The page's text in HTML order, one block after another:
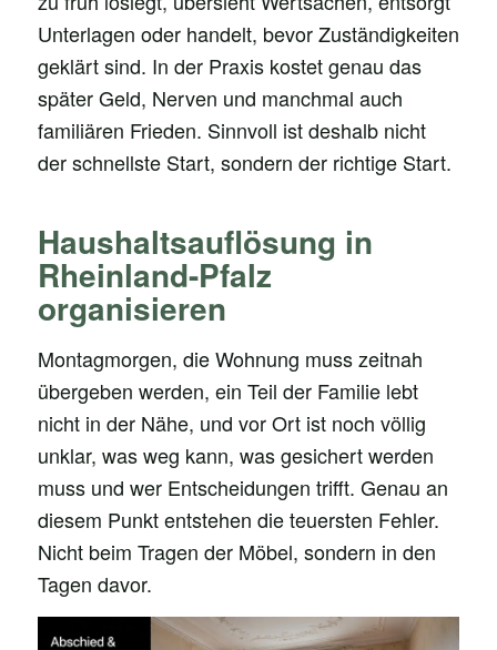
Unterlagen oder handelt, bevor Zuständigkeiten
geklärt sind. In der Praxis kostet genau das
später Geld, Nerven und manchmal auch
familiären Frieden. Sinnvoll ist deshalb nicht
der schnellste Start, sondern der richtige Start.
Haushaltsauflösung in
Rheinland-Pfalz
organisieren
Montagmorgen, die Wohnung muss zeitnah
übergeben werden, ein Teil der Familie lebt
nicht in der Nähe, und vor Ort ist noch völlig
unklar, was weg kann, was gesichert werden
muss und wer Entscheidungen trifft. Genau an
diesem Punkt entstehen die teuersten Fehler.
Nicht beim Tragen der Möbel, sondern in den
Tagen davor.